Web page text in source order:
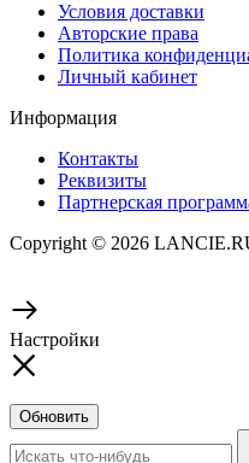
Условия доставки
Авторские права
Политика
Личный кабинет
Информация
Контакты
Реквизиты
Партнерская
Copyright © 2026
Настройки
Обновить